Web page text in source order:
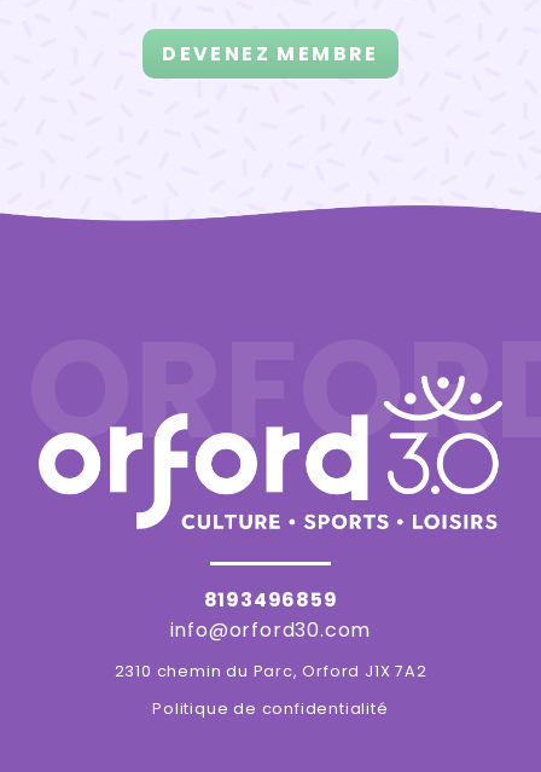
DEVENEZ MEMBRE
8193496859
info@orford30.com
2310 chemin du Parc, Orford J1X 7A2
Politique de confidentialité